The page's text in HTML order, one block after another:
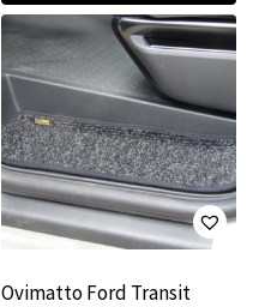
Ovimatto Ford Transit